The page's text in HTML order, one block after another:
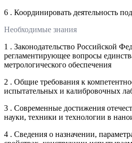
6 . Координировать деятельность
Необходимые знания
1 . Законодательство Российской
регламентирующее вопросы
метрологического обеспечения
2 . Общие требования к
испытательных и калибровочных
3 . Современные достижения
науки, техники и технологии в
4 . Сведения о назначении,